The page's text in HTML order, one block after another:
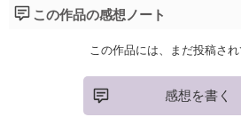
この作品の感想ノート
この作品には、まだ投稿され
感想を書く